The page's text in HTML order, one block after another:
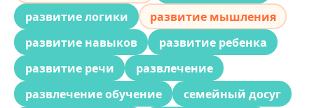
развитие логики
развитие мышления
развитие навыков
развитие ребенка
развитие речи
развлечение
развлечение обучение
семейный досуг